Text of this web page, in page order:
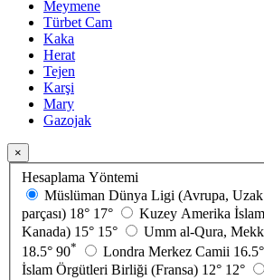
Meymene
Türbet Cam
Kaka
Herat
Tejen
Karşi
Mary
Gazojak
×
Hesaplama Yöntemi
Müslüman Dünya Ligi (Avrupa,
parçası) 18° 17°
Kuzey Amerika
Kanada) 15° 15°
Umm al-Qura,
18.5° 90* Londra Merkez Camii 16.5°
İslam Örgütleri Birliği (Fransa) 12° 12°